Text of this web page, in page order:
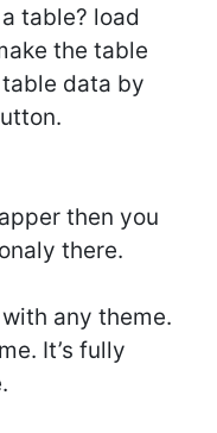
table? load
the table
data by
then you
there.
any theme.
It’s fully